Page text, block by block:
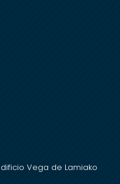
Vega de Lamiako